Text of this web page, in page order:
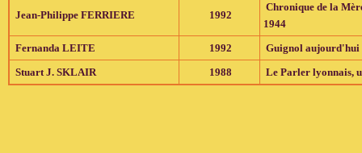
Jean-Philippe FERRIERE 1992
Chronique de la
1944
Fernanda LEITE
1992
Guignol aujourd'hui
Stuart J. SKLAIR
1988 Le Parler lyonnais,